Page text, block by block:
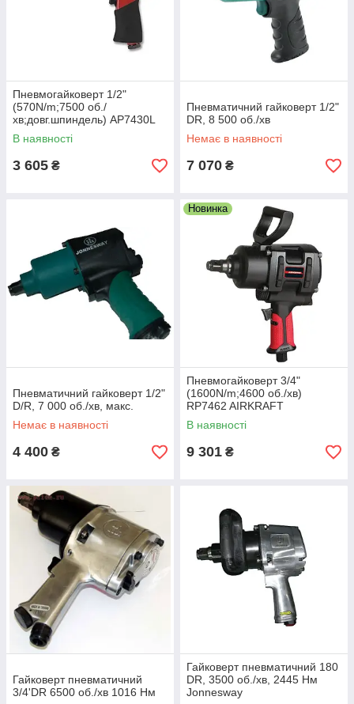
Пневмогайковерт 1/2"
(570N/m;7500 об./
хв;довг.шпиндель) AP7430L
AIRKRAFT
В наявності
3 605 ₴
Пневматичний гайковерт 1/2"
DR, 8 500 об./хв
Немає в наявності
7 070 ₴
Пневматичний гайковерт 1/2"
D/R, 7 000 об./хв, макс.
Немає в наявності
4 400 ₴
Новинка
Пневмогайковерт 3/4"
(1600N/m;4600 об./хв)
RP7462 AIRKRAFT
В наявності
9 301 ₴
Гайковерт пневматичний
3/4'DR 6500 об./хв 1016 Нм
Гайковерт пневматичний 180
DR, 3500 об./хв, 2445 Нм
Jonnesway